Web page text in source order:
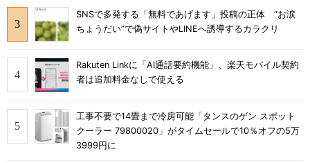
SNSで多発する「無料であげます」投稿の正体 “お涙
ちょうだい”で偽サイトやLINEへ誘導するカラクリ
Rakuten Linkに「AI通話要約機能」、楽天モバイル契約
者は追加料金なしで使える
工事不要で14畳まで冷房可能「タンスのゲン スポット
クーラー 79800020」がタイムセールで10％オフの5万
3999円に